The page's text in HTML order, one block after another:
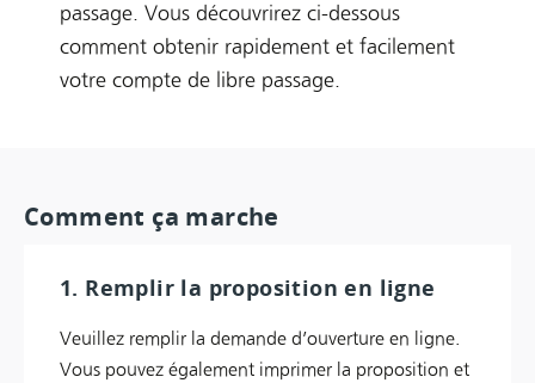
passage. Vous découvrirez ci-dessous
comment obtenir rapidement et facilement
votre compte de libre passage.
Comment ça marche
1. Remplir la proposition en ligne
Veuillez remplir la demande d’ouverture en ligne.
Vous pouvez également imprimer la proposition et